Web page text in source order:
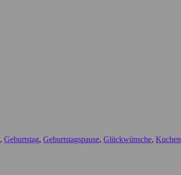
, Geburtstag, Geburtstagspause, Glückwünsche, Kuchen